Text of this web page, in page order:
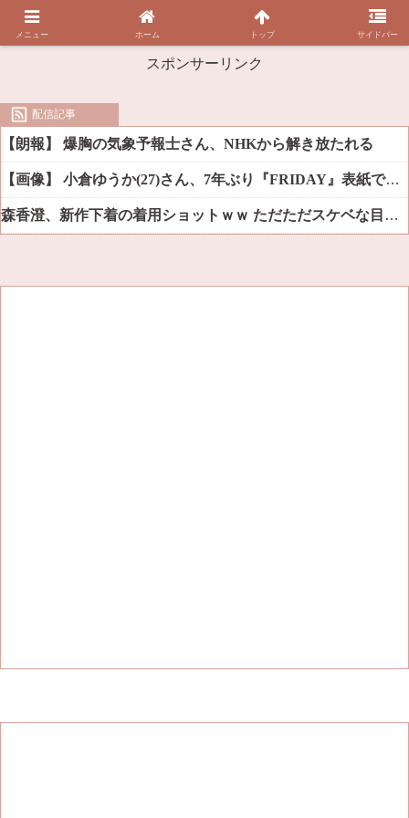
スポンサーリンク
配信記事
【朗報】 爆胸の気象予報士さん、NHKから解き放たれる
【画像】 小倉ゆうか(27)さん、7年ぶり『FRIDAY』表紙で神ボディ大解放
森香澄、新作下着の着用ショットｗｗ ただただスケベな目でしか見れんだろ！！
メニュー ホーム トップ サイドバー